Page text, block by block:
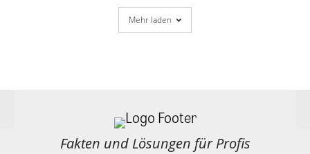
Mehr laden
Fakten und Lösungen für Profis